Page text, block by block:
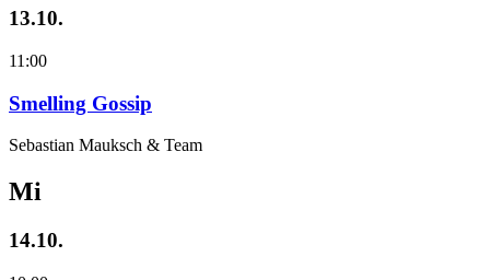
13.10.
11:00
Smelling Gossip
Sebastian Mauksch & Team
Mi
14.10.